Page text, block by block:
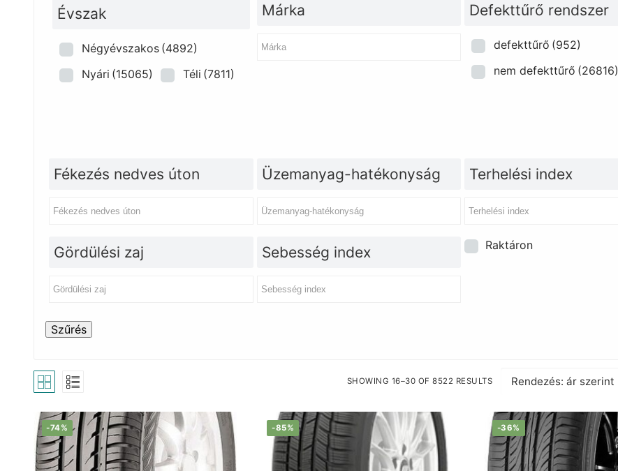
Évszak
Négyévszakos (4892)
Nyári (15065) Téli (7811)
Márka Defekttűrő rendszer
defekttűrő (952)
nem defekttűrő (26816)
Fékezés nedves úton Üzemanyag-hatékonyság Terhelési index
Gördülési zaj Sebesség index Raktáron
Szűrés
SHOWING 16–30 OF 8522 RESULTS
SORTED
LOW
TO
-74% -85% -36%